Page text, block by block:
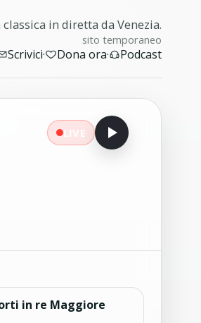
in diretta da Venezia.
sito temporaneo
Scrivici· Dona ora· Podcast
LIVE
in re Maggiore